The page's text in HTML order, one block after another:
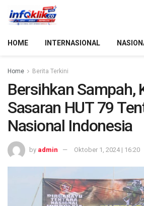
HOME INTERNASIONAL
Home Berita Terkini
Bersihkan Sampah,
Sasaran HUT 79
Nasional Indonesia
by admin Oktober 1, 2024 | 16:20